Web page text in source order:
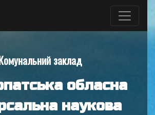
заклад
обласна
наукова